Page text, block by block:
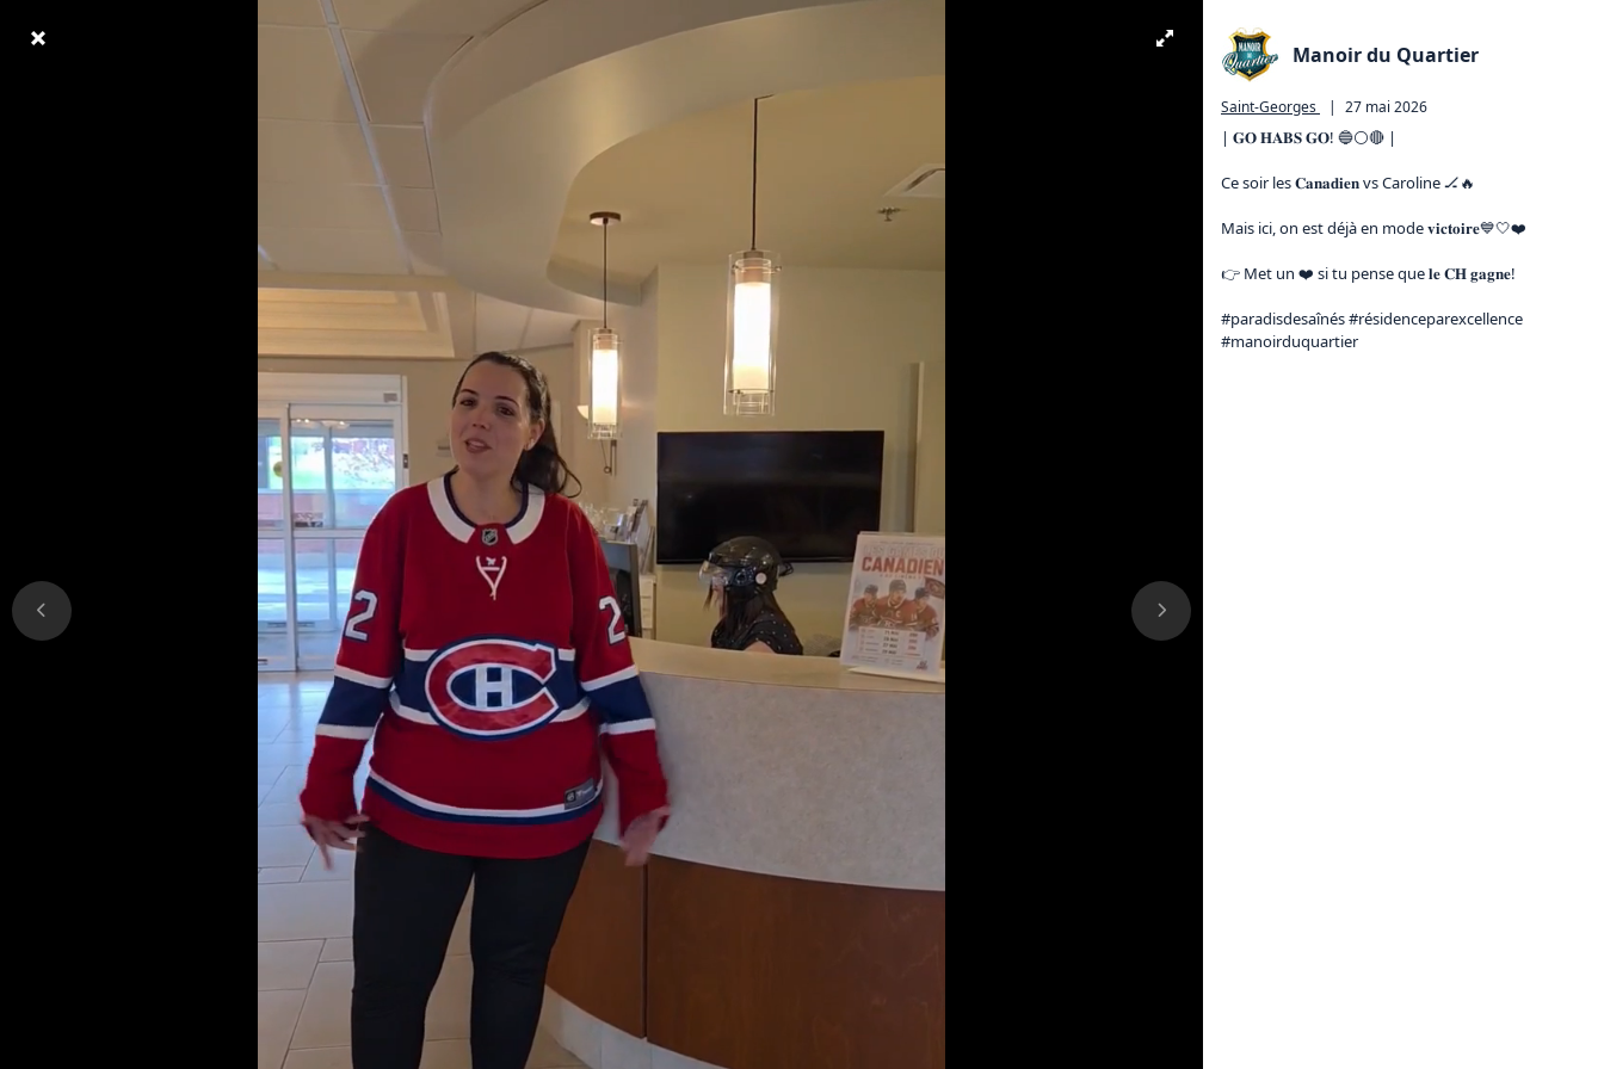
Manoir du Quartier
Saint-Georges | 27 mai 2026
| 𝐆𝐎 𝐇𝐀𝐁𝐒 𝐆𝐎! 🔵⚪🔴 |
Ce soir les 𝐂𝐚𝐧𝐚𝐝𝐢𝐞𝐧 vs Caroline 🏒🔥
Mais ici, on est déjà en mode 𝐯𝐢𝐜𝐭𝐨𝐢𝐫𝐞💙🤍❤️
👉 Met un ❤️ si tu pense que 𝐥𝐞 𝐂𝐇 𝐠𝐚𝐠𝐧𝐞!
#paradisdesaînés #résidenceparexcellence
#manoirduquartier